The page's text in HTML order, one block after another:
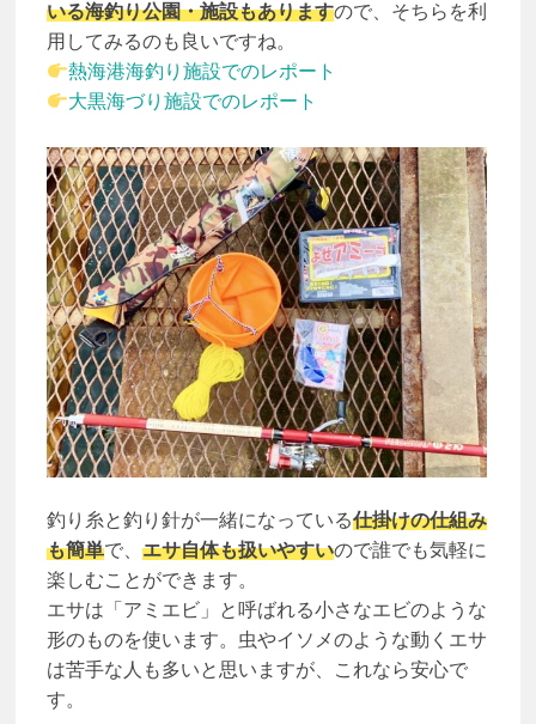
いる海釣り公園・施設もありますので、そちらを利
用してみるのも良いですね。
熱海港海釣り施設でのレポート
大黒海づり施設でのレポート
釣り糸と釣り針が一緒になっている仕掛けの仕組み
も簡単で、 エサ自体も扱いやすいので誰でも気軽に
楽しむことができます。
エサは「アミエビ」と呼ばれる小さなエビのような
形のものを使います。虫やイソメのような動くエサ
は苦手な人も多いと思いますが、これなら安心で
す。